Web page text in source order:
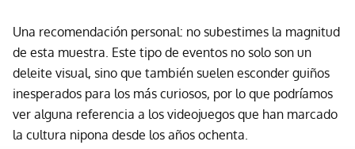
Una recomendación personal: no subestimes la magnitud
de esta muestra. Este tipo de eventos no solo son un
deleite visual, sino que también suelen esconder guiños
inesperados para los más curiosos, por lo que podríamos
ver alguna referencia a los videojuegos que han marcado
la cultura nipona desde los años ochenta.